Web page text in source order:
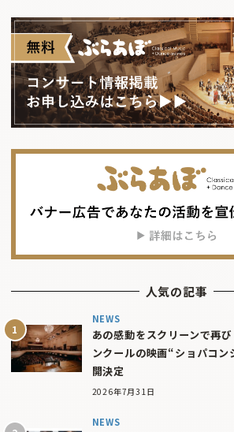
人気の記事
NEWS
あの感動をスクリーンで再
ンクールの映画“ショパコ
開決定
2026年7月31日
NEWS